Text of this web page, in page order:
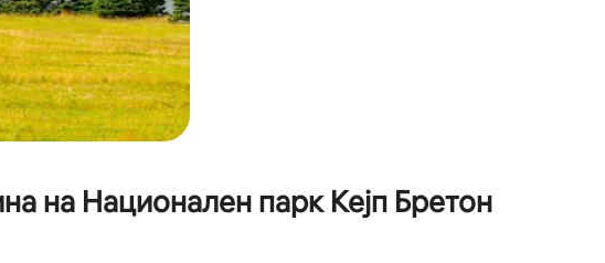
на Национален парк Кејп Бретон